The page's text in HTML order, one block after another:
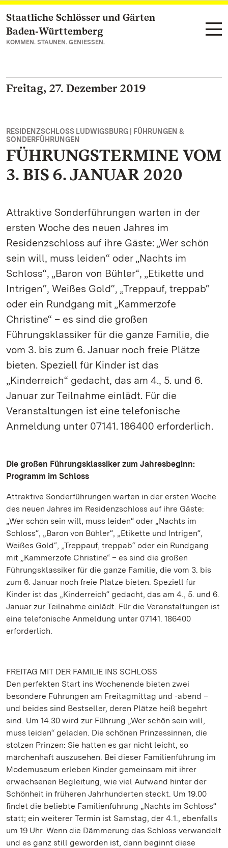
Zum Hauptinhalt springen
Staatliche Schlösser und Gärten
Baden‑Württemberg
KOMMEN. STAUNEN. GENIESSEN.
Freitag, 27. Dezember 2019
RESIDENZSCHLOSS LUDWIGSBURG | FÜHRUNGEN &
SONDERFÜHRUNGEN
FÜHRUNGSTERMINE VOM
3. BIS 6. JANUAR 2020
Attraktive Sonderführungen warten in der
ersten Woche des neuen Jahres im
Residenzschloss auf ihre Gäste: „Wer schön
sein will, muss leiden“ oder „Nachts im
Schloss“, „Baron von Bühler“, „Etikette und
Intrigen“, Weißes Gold“, „Treppauf, treppab“
oder ein Rundgang mit „Kammerzofe
Christine“ – es sind die großen
Führungsklassiker für die ganze Familie, die
vom 3. bis zum 6. Januar noch freie Plätze
bieten. Speziell für Kinder ist das
„Kinderreich“ gedacht, das am 4., 5. und 6.
Januar zur Teilnahme einlädt. Für die
Veranstaltungen ist eine telefonische
Anmeldung unter 07141. 186400 erforderlich.
Die großen Führungsklassiker zum Jahresbeginn:
Programm im Schloss
Attraktive Sonderführungen warten in der ersten Woche
des neuen Jahres im Residenzschloss auf ihre Gäste:
„Wer schön sein will, muss leiden“ oder „Nachts im
Schloss“, „Baron von Bühler“, „Etikette und Intrigen“,
Weißes Gold“, „Treppauf, treppab“ oder ein Rundgang
mit „Kammerzofe Christine“ – es sind die großen
Führungsklassiker für die ganze Familie, die vom 3. bis
zum 6. Januar noch freie Plätze bieten. Speziell für
Kinder ist das „Kinderreich“ gedacht, das am 4., 5. und 6.
Januar zur Teilnahme einlädt. Für die Veranstaltungen ist
eine telefonische Anmeldung unter 07141. 186400
erforderlich.
FREITAG MIT DER FAMILIE INS SCHLOSS
Den perfekten Start ins Wochenende bieten zwei
besondere Führungen am Freitagmittag und -abend –
und beides sind Bestseller, deren Plätze heiß begehrt
sind. Um 14.30 wird zur Führung „Wer schön sein will,
muss leiden“ geladen. Die schönen Prinzessinnen, die
stolzen Prinzen: Sie hatten es gar nicht leicht, so
märchenhaft auszusehen. Bei dieser Familienführung im
Modemuseum erleben Kinder gemeinsam mit ihrer
erwachsenen Begleitung, wie viel Aufwand hinter der
Schönheit in früheren Jahrhunderten steckt. Um 19.00
findet die beliebte Familienführung „Nachts im Schloss“
statt; ein weiterer Termin ist Samstag, der 4.1., ebenfalls
um 19 Uhr. Wenn die Dämmerung das Schloss verwandelt
und es ganz still geworden ist, dann beginnt diese